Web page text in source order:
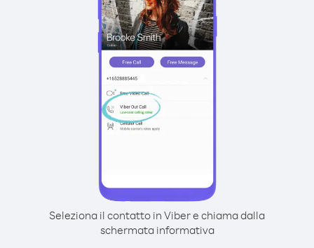
Seleziona il contatto in Viber e chiama dalla
schermata informativa